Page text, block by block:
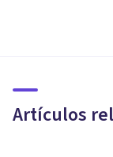
Artículos
sobre el